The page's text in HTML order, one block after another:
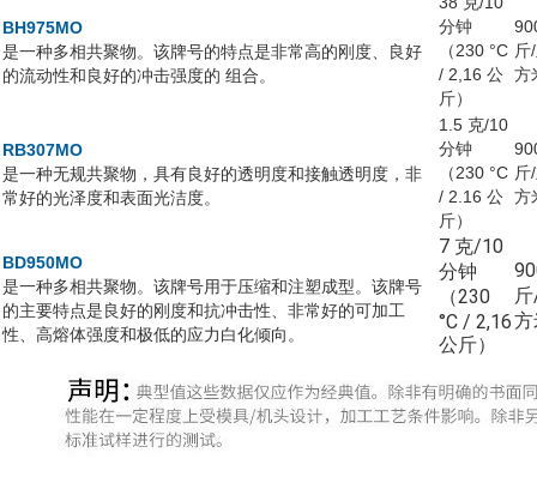
BH975MO
是一种多相共聚物。该牌号的特点是非常高的刚度、良好
的流动性和良好的冲击强度的 组合。
分钟
（230 °C
/ 2,16 公
斤）
斤
方
RB307MO
是一种无规共聚物，具有良好的透明度和接触透明度，非
常好的光泽度和表面光洁度。
1.5 克/10
分钟
（230 °C
/ 2.16 公
斤）
斤
方
BD950MO
是一种多相共聚物。该牌号用于压缩和注塑成型。该牌号
的主要特点是良好的刚度和抗冲击性、非常好的可加工
性、高熔体强度和极低的应力白化倾向。
7 克/10
分钟
（230
°C / 2,16
公斤）